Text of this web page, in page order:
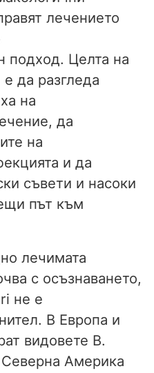
лечението
подход. Целта на
да разгледа
на
да
на
и да
съвети и насоки
път към
лечимата
с осъзнаването,
не е
В Европа и
видовете B.
Америка